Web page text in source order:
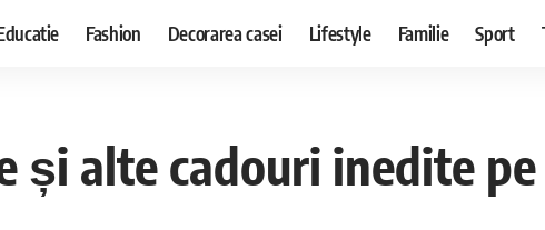
Fashion Decorarea casei Lifestyle Familie Sport
și alte cadouri inedite